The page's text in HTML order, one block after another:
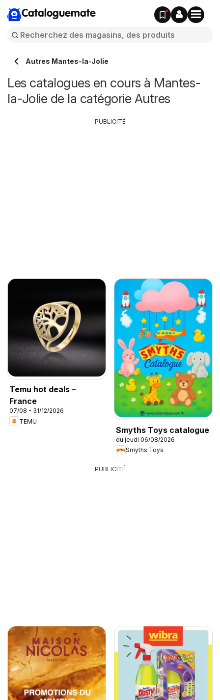
Cataloguemate
Autres Mantes-la-Jolie
Les catalogues en cours à Mantes-
la-Jolie de la catégorie Autres
Temu hot deals –
France
07/08 - 31/12/2026
TEMU
Smyths Toys catalogue
du jeudi 06/08/2026
Smyths Toys
PUBLICITÉ
PUBLICITÉ